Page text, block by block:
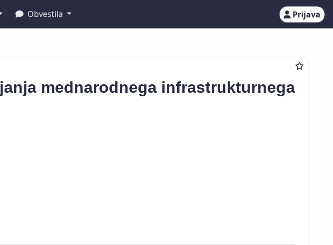
Obvestila Prijava
mednarodnega infrastrukturnega